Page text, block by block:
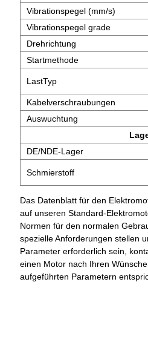
Vibrationspegel (mm/s)
Vibrationspegel grade
Drehrichtung
Startmethode
LastTyp
Kabelverschraubungen
Auswuchtung
DE/NDE-Lager
Schmierstoff
Das Datenblatt für den
auf unseren Standard-
Normen für den normalen
spezielle Anforderungen stellen
Parameter erforderlich sein,
einen Motor nach Ihren
aufgeführten Parametern